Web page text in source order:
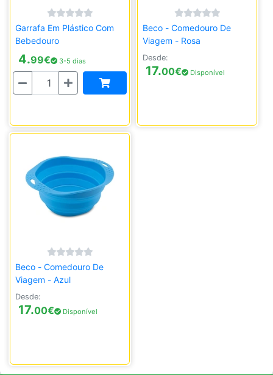
Garrafa Em Plástico Com
Bebedouro
4.99€ 3-5 dias
Quantidade
Beco - Comedouro De
Viagem - Rosa
Desde:
17.00€ Disponível
Beco - Comedouro De
Viagem - Azul
Desde:
17.00€ Disponível